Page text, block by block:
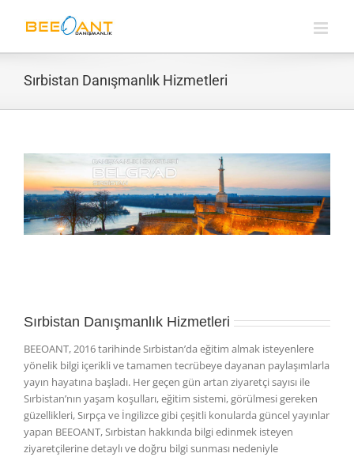
Sırbistan Danışmanlık Hizmetleri
Sırbistan Danışmanlık Hizmetleri
BEEOANT, 2016 tarihinde Sırbistan’da eğitim almak isteyenlere
yönelik bilgi içerikli ve tamamen tecrübeye dayanan paylaşımlarla
yayın hayatına başladı. Her geçen gün artan ziyaretçi sayısı ile
Sırbistan’nın yaşam koşulları, eğitim sistemi, görülmesi gereken
güzellikleri, Sırpça ve İngilizce gibi çeşitli konularda güncel yayınlar
yapan BEEOANT, Sırbistan hakkında bilgi edinmek isteyen
ziyaretçilerine detaylı ve doğru bilgi sunması nedeniyle